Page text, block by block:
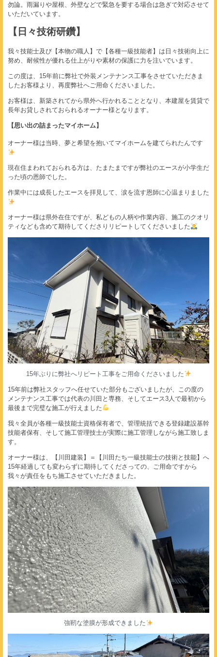
勿論。雨漏りや屋根、外壁などで緊急を要する場合は急ぎで対応させて
いただいています。
【日々技術研鑽】
我々技能士及び【本物の職人】で【各種一級技能者】は日々技術向上に
努め、耐候性が優れる仕上がりや素材の保護に力を注いでいます。
この度は、15年前に弊社で外装メンテナンス工事をさせていただきま
したお客様より、再度弊社へご用命くださいました。
お客様は、新築されてから県外へ行かれることとなり、本建屋を賃貸で
長年お貸しされておられるオーナー様となります。
【思い出の詰まったマイホーム】
オーナー様は当時、夢と希望を抱いてマイホームを建てられたんです
現在住まわれておられる方は、たまたまですが弊社のエースが小学生だ
った頃の恩師でした。
作業中には成長したエースを拝見して、涙を流す恩師に心温まりました
オーナー様は県外在住ですが、私どもの人柄や作業内容、施工のクオリ
ティなども含めて期待してくださりリピートしてくださいました
15年ぶりに弊社へリピート工事をご用命くださいました
15年前は弊社スタッフへ任せていた部分もございましたが、この度の
メンテナンス工事では代表の川田と専務、そしてエース3人で最初から
最後まで完璧な施工が行えました
我々全員が各種一級技能士資格保有者で、管理統括できる登録建設基幹
技能者保有、そして施工管理技士が実際に施工管理しながら施工致しま
す。
オーナー様は、【川田建装】＝【川田たち一級技能士の技術と技能】へ
15年経過しても変わらずに期待してくださっての、ご用命ですから
我々が責任をもち施工させていただきました。
強靭な塗膜が形成できました